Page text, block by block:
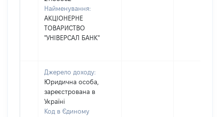
Найменування:
АКЦІОНЕРНЕ
ТОВАРИСТВО
"УНІВЕРСАЛ БАНК"
Джерело доходу:
Юридична особа,
зареєстрована в
Україні
Код в Єдиному